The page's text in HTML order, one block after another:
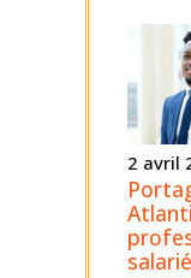
2 avril
salarié